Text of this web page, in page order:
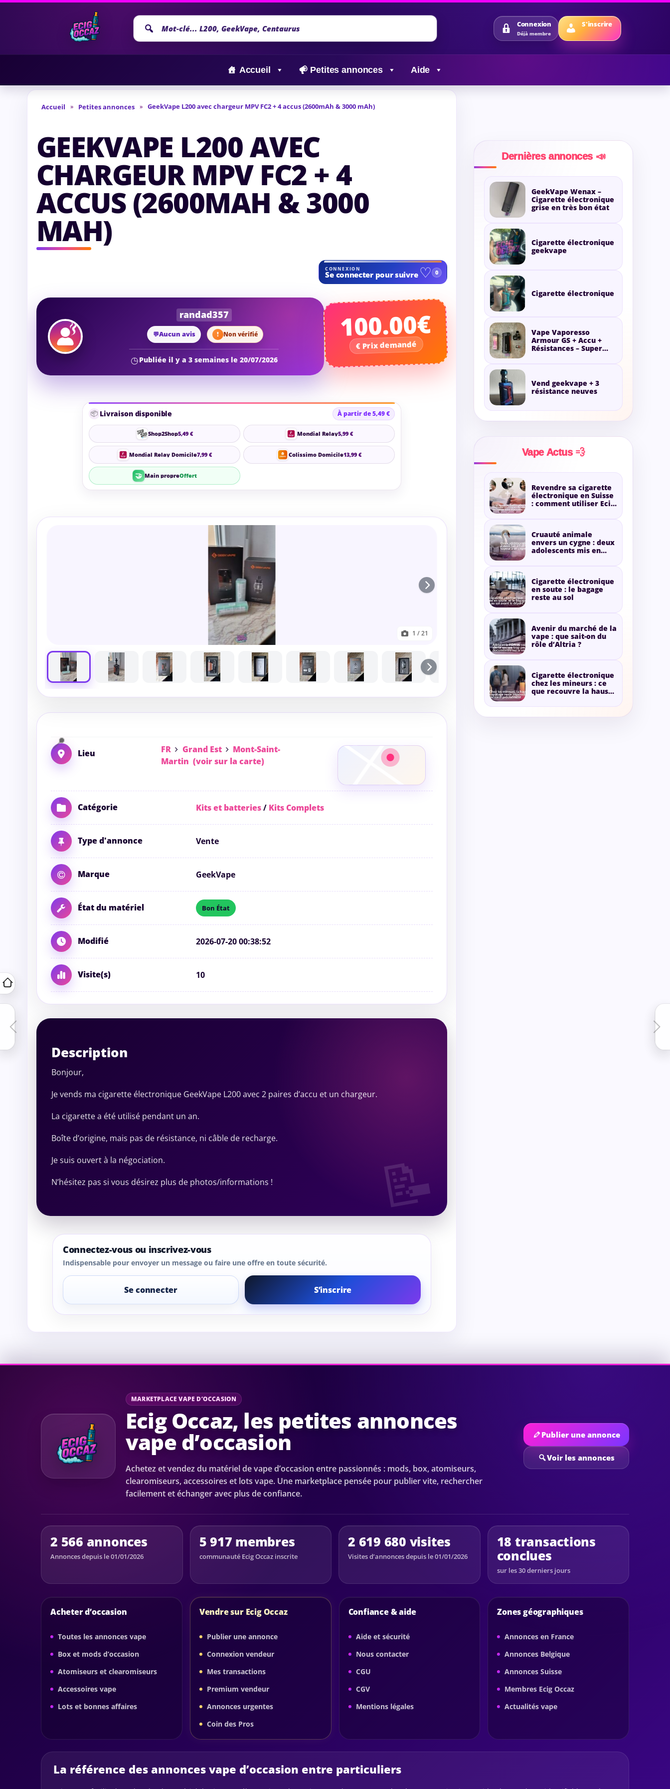
Recherche
annonce
Connexion
Déjà membre
S'inscrire
Accueil Petites annonces Aide
Accueil » Petites annonces » GeekVape L200 avec chargeur MPV FC2 + 4 accus (2600mAh & 3000 mAh)
GEEKVAPE L200 AVEC
CHARGEUR MPV FC2 + 4
ACCUS (2600MAH & 3000
MAH)
randad357
Aucun avis Non vérifié
Publiée il y a 3 semaines le 20/07/2026
100.00€
📦 Livraison disponible À partir de 5,49 €
Shop2Shop5,49 € Mondial Relay5,99 €
Mondial Relay Domicile7,99 € Colissimo Domicile13,99 €
🤝 Main propreOffert
1 / 21
Lieu FR Grand Est
Mont-Saint-
Martin (voir sur la carte)
Catégorie Kits et batteries/ Kits Complets
Type d'annonce Vente
Marque GeekVape
État du matériel Bon État
Modifié 2026-07-20 00:38:52
Visite(s) 10
Description
Bonjour,
Je vends ma cigarette électronique GeekVape L200 avec 2 paires d’accu et un chargeur.
La cigarette a été utilisé pendant un an.
Boîte d’origine, mais pas de résistance, ni câble de recharge.
Je suis ouvert à la négociation.
N’hésitez pas si vous désirez plus de photos/informations !
Connectez-vous ou inscrivez-vous
Indispensable pour envoyer un message ou faire une offre en toute sécurité.
Se connecter S’inscrire
Dernières annonces 📣
GeekVape Wenax –
Cigarette électronique
grise en très bon état
Cigarette électronique
geekvape
Cigarette électronique
Vape Vaporesso
Armour GS + Accu +
Résistances – Super
Vend geekvape + 3
résistance neuves
Vape Actus 💨
Revendre sa cigarette
électronique en Suisse
: comment utiliser Ecig-
Cruauté animale
envers un cygne : deux
adolescents mis en
Cigarette électronique
en soute : le bagage
reste au sol
Avenir du marché de la
vape : que sait-on du
rôle d’Altria ?
Cigarette électronique
chez les mineurs : ce
que recouvre la hausse
MARKETPLACE VAPE D’OCCASION
Ecig Occaz, les petites annonces
vape d’occasion
Achetez et vendez du matériel de vape d’occasion entre passionnés : mods, box, atomiseurs,
clearomiseurs, accessoires et lots vape. Une marketplace pensée pour publier vite, rechercher
facilement et échanger avec plus de confiance.
Publier une annonce
Voir les annonces
2 566 annonces
Annonces depuis le 01/01/2026
5 917 membres
communauté Ecig Occaz inscrite
2 619 680 visites
Visites d’annonces depuis le 01/01/2026
18 transactions
conclues
sur les 30 derniers jours
Acheter d’occasion
Toutes les annonces vape
Box et mods d’occasion
Atomiseurs et clearomiseurs
Accessoires vape
Lots et bonnes affaires
Vendre sur Ecig Occaz
Publier une annonce
Connexion vendeur
Mes transactions
Premium vendeur
Annonces urgentes
Coin des Pros
Confiance & aide
Aide et sécurité
Nous contacter
CGU
CGV
Mentions légales
Zones géographiques
Annonces en France
Annonces Belgique
Annonces Suisse
Membres Ecig Occaz
Actualités vape
La référence des annonces vape d’occasion entre particuliers